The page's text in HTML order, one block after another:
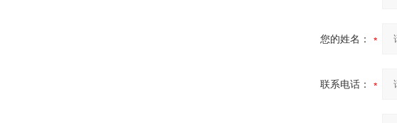
您的姓名：
联系电话：